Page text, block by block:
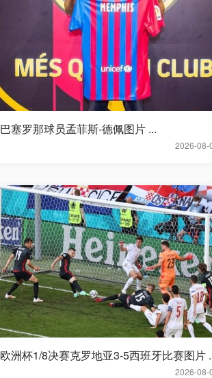
2026-08-
巴塞罗那球员孟菲斯-德佩图片 ...
2026-08-
欧洲杯1/8决赛克罗地亚3-5西班牙比赛图片